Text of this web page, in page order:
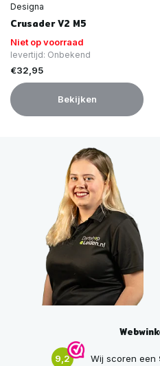
Designa
Crusader V2 M5
Niet op voorraad
levertijd: Onbekend
€32,95
Bekijken
9,2 Wij scoren een